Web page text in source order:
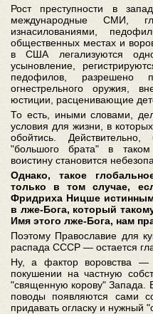
Рост преступности в
международные СМИ,
изнасилованиями,
общественных местах и
в США легализуются
усыновление,
педофилов, разрешено
огнестрельного оружия,
юстиции, расценивающие
То есть, иными словами,
условия для жизни, в
обойтись.
"большого брата" в
воистину становится
Однако, такое
только в том случае,
Фридриха Ницше
в лже-Бога, который
Имя этого лже-Бога, нам
Поэтому Православие для
распада СССР — остается
Ну, а фактор воровства —
покушении на частную
"священную корову" Запада.
поводы появляются сами
придавать огласку и нужный